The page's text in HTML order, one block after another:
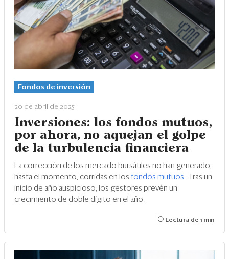
Fondos de inversión
20 de abril de 2025
Inversiones: los fondos mutuos,
por ahora, no aquejan el golpe
de la turbulencia financiera
La corrección de los mercado bursátiles no han generado,
hasta el momento, corridas en los fondos mutuos
. Tras un
inicio de año auspicioso, los gestores prevén un
crecimiento de doble dígito en el año.
Lectura de 1 min